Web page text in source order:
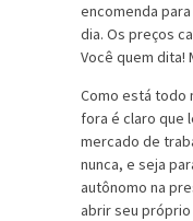
encomenda
dia. Os preços
Você quem dita!
Como está todo
fora é claro que
mercado de
nunca, e seja
autônomo na
abrir seu